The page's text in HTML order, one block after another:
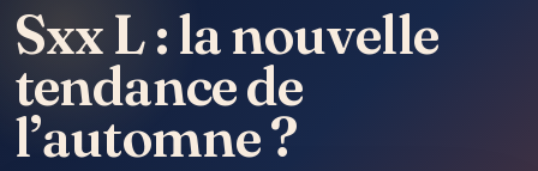
Sxx L : la nouvelle
tendance de
l’automne ?